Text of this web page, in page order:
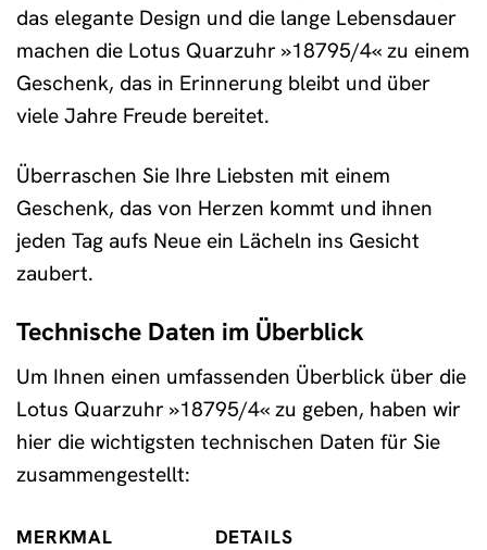
das elegante Design und die lange Lebensdauer
machen die Lotus Quarzuhr »18795/4« zu einem
Geschenk, das in Erinnerung bleibt und über
viele Jahre Freude bereitet.
Überraschen Sie Ihre Liebsten mit einem
Geschenk, das von Herzen kommt und ihnen
jeden Tag aufs Neue ein Lächeln ins Gesicht
zaubert.
Technische Daten im Überblick
Um Ihnen einen umfassenden Überblick über die
Lotus Quarzuhr »18795/4« zu geben, haben wir
hier die wichtigsten technischen Daten für Sie
zusammengestellt:
MERKMAL
DETAILS